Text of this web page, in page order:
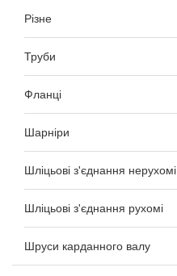
Різне
Труби
Фланці
Шарніри
Шліцьові з'єднання нерухомі
Шліцьові з'єднання рухомі
Шруси карданного валу